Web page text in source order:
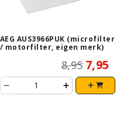
AEG AUS3966PUK (microfilter
/ motorfilter, eigen merk)
8,95 7,95